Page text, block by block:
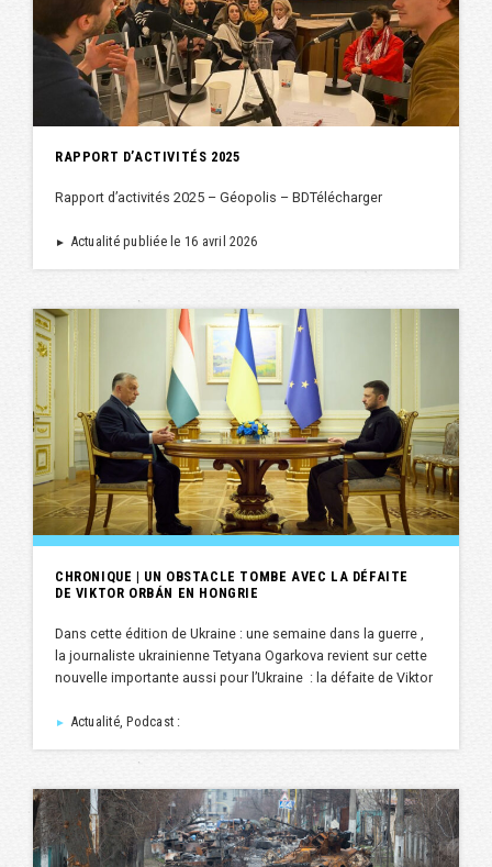
RAPPORT D’ACTIVITÉS 2025
Rapport d’activités 2025 – Géopolis – BDTélécharger
► Actualité publiée le 16 avril 2026
CHRONIQUE | UN OBSTACLE TOMBE AVEC LA DÉFAITE
DE VIKTOR ORBÁN EN HONGRIE
Dans cette édition de Ukraine : une semaine dans la guerre ,
la journaliste ukrainienne Tetyana Ogarkova revient sur cette
nouvelle importante aussi pour l’Ukraine : la défaite de Viktor
► Actualité, Podcast :